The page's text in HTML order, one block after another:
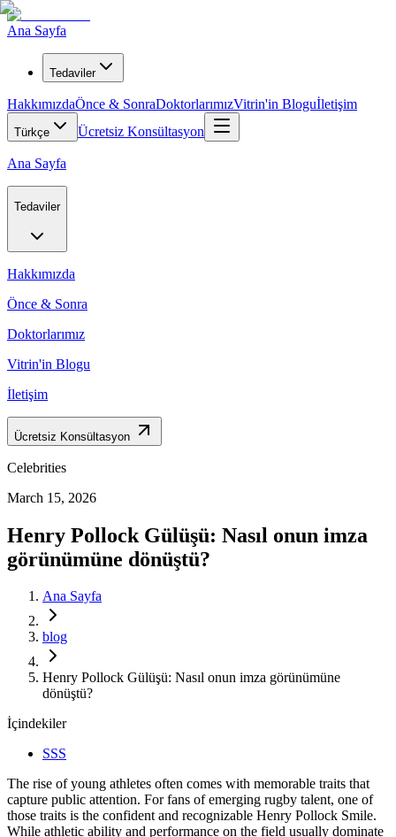
Ana Sayfa
Tedaviler
HakkımızdaÖnce & SonraDoktorlarımızVitrin'in Bloguİletişim
Türkçe Ücretsiz Konsültasyon
Ana Sayfa
Tedaviler
Hakkımızda
Önce & Sonra
Doktorlarımız
Vitrin'in Blogu
İletişim
Ücretsiz Konsültasyon
Celebrities
March 15, 2026
Henry Pollock Gülüşü: Nasıl onun imza
görünümüne dönüştü?
Ana Sayfa
blog
Henry Pollock Gülüşü: Nasıl onun imza görünümüne
dönüştü?
İçindekiler
SSS
The rise of young athletes often comes with memorable traits that
capture public attention. For fans of emerging rugby talent, one of
those traits is the confident and recognizable Henry Pollock Smile.
While athletic ability and performance on the field usually dominate